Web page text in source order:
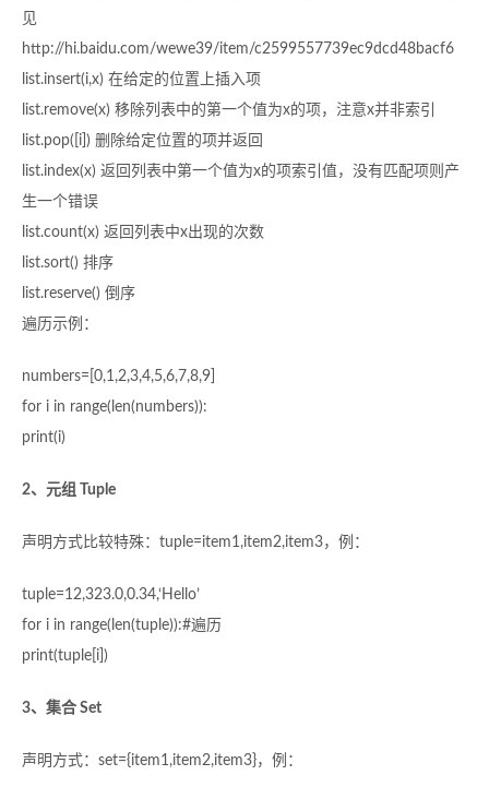
见
http://hi.baidu.com/wewe39/item/c2599557739ec9dcd48bacf6
list.insert(i,x) 在给定的位置上插入项
list.remove(x) 移除列表中的第一个值为x的项，注意x并非索引
list.pop([i]) 删除给定位置的项并返回
list.index(x) 返回列表中第一个值为x的项索引值，没有匹配项则产
生一个错误
list.count(x) 返回列表中x出现的次数
list.sort() 排序
list.reserve() 倒序
遍历示例：
numbers=[0,1,2,3,4,5,6,7,8,9]
for i in range(len(numbers)):
print(i)
2、元组 Tuple
声明方式比较特殊：tuple=item1,item2,item3，例：
tuple=12,323.0,0.34,‘Hello’
for i in range(len(tuple)):#遍历
print(tuple[i])
3、集合 Set
声明方式：set={item1,item2,item3}，例：